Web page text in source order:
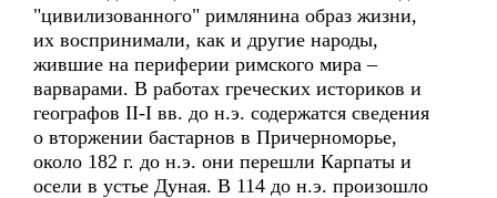
"цивилизованного" римлянина образ жизни,
их воспринимали, как и другие народы,
жившие на периферии римского мира –
варварами. В работах греческих историков и
географов II-I вв. до н.э. содержатся сведения
о вторжении бастарнов в Причерноморье,
около 182 г. до н.э. они перешли Карпаты и
осели в устье Дуная. В 114 до н.э. произошло